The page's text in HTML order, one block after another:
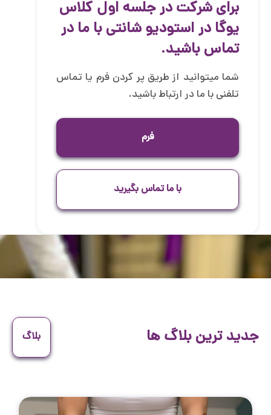
برای شرکت در جلسه اول کلاس
یوگا در استودیو شانتی با ما در
تماس باشید.
شما میتوانید از طریق پر کردن فرم یا تماس
تلفنی با ما در ارتباط باشید.
فرم
با ما تماس بگیرید
جدید ترین بلاگ ها بلاگ